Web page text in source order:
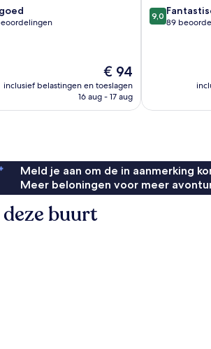
De
prijs
is
€ 94
inclusief belastingen en toeslagen
16 aug - 17 aug
9.0
van
9,0
89
Meld je aan om de in aanmerking
Meer beloningen voor meer
buurt